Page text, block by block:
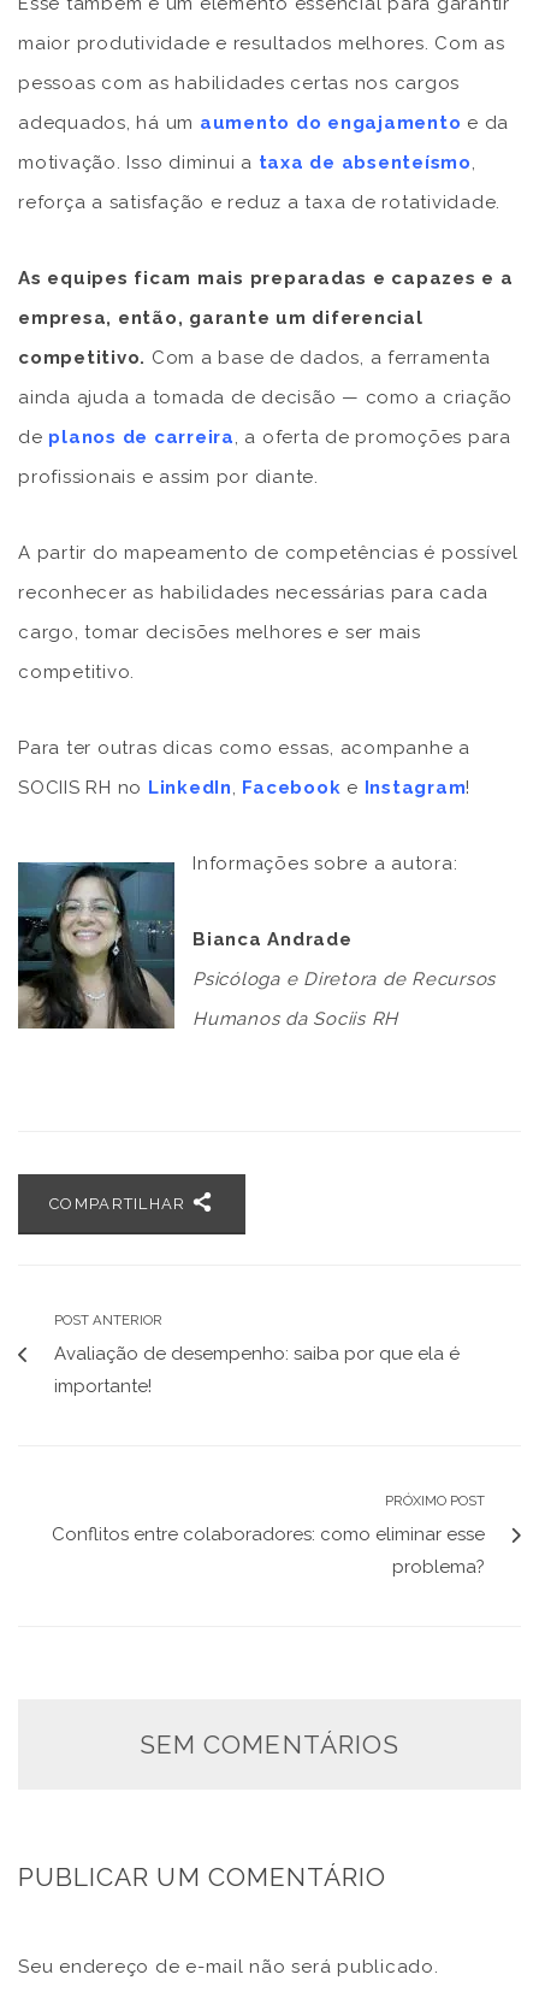
maior produtividade e resultados melhores. Com as
pessoas com as habilidades certas nos cargos
adequados, há um aumento do engajamento e da
motivação. Isso diminui a taxa de absenteísmo,
reforça a satisfação e reduz a taxa de rotatividade.
As equipes ficam mais preparadas e capazes e a
empresa, então, garante um diferencial
competitivo. Com a base de dados, a ferramenta
ainda ajuda a tomada de decisão — como a criação
de planos de carreira, a oferta de promoções para
profissionais e assim por diante.
A partir do mapeamento de competências é possível
reconhecer as habilidades necessárias para cada
cargo, tomar decisões melhores e ser mais
competitivo.
Para ter outras dicas como essas, acompanhe a
SOCIIS RH no LinkedIn, Facebook e Instagram!
Informações sobre a autora:
Bianca Andrade
Psicóloga e Diretora de Recursos
Humanos da Sociis RH
COMPARTILHAR
POST ANTERIOR
Avaliação de desempenho: saiba por que ela é
importante!
PRÓXIMO POST
Conflitos entre colaboradores: como eliminar esse
problema?
SEM COMENTÁRIOS
PUBLICAR UM COMENTÁRIO
Seu endereço de e-mail não será publicado.